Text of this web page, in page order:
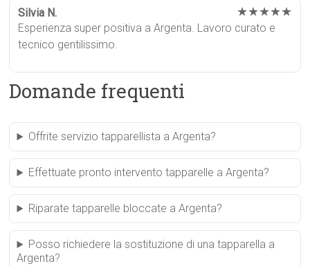
Silvia N. ★★★★★
Esperienza super positiva a Argenta. Lavoro curato e
tecnico gentilissimo.
Domande frequenti
Offrite servizio tapparellista a Argenta?
Effettuate pronto intervento tapparelle a Argenta?
Riparate tapparelle bloccate a Argenta?
Posso richiedere la sostituzione di una tapparella a
Argenta?